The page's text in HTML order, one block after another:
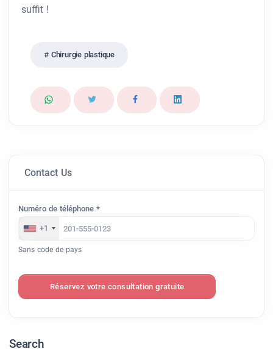
suffit !
Chirurgie plastique
Contact Us
Numéro de téléphone *
+1
Sans code de pays
Réservez votre consultation gratuite
Search